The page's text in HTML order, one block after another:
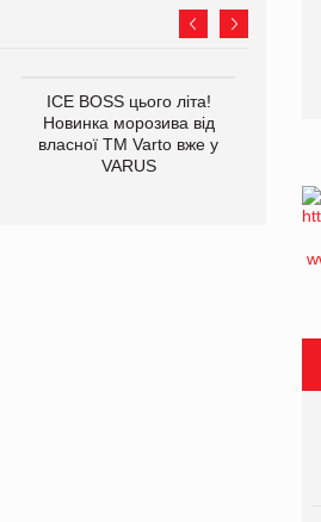
ICE BOSS цього літа!
Новинка морозива від
власної ТМ Varto вже у
VARUS